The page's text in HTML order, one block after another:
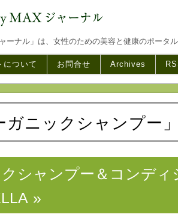
ーナル」は、女性のための美容と健康のポータ
について お問合せ Archives
ガニックシャンプー
シャンプー＆コンディ